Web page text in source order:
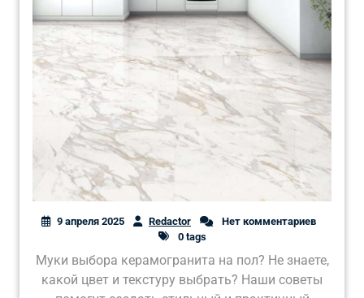
9 апреля 2025 Redactor
Нет комментариев
0 tags
Муки выбора керамогранита на пол? Не знаете,
какой цвет и текстуру выбрать? Наши советы